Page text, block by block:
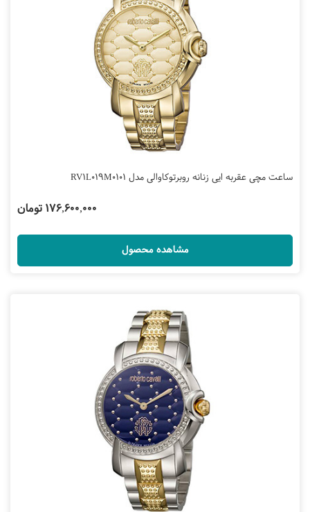
ساعت مچی عقربه ایی زنانه روبرتوکاوالی مدل RV1L019M0101
176,600,000 تومان
مشاهده محصول